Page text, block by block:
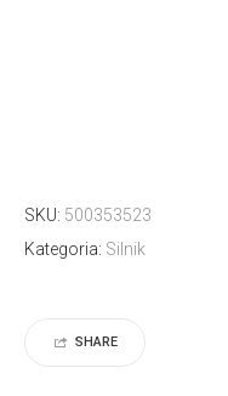
SKU: 500353523
Kategoria: Silnik
SHARE